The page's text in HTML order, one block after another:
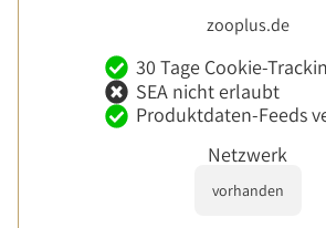
zooplus.de
30 Tage Cookie-
SEA nicht erlaubt
Produktdaten-Feeds
Netzwerk
vorhanden